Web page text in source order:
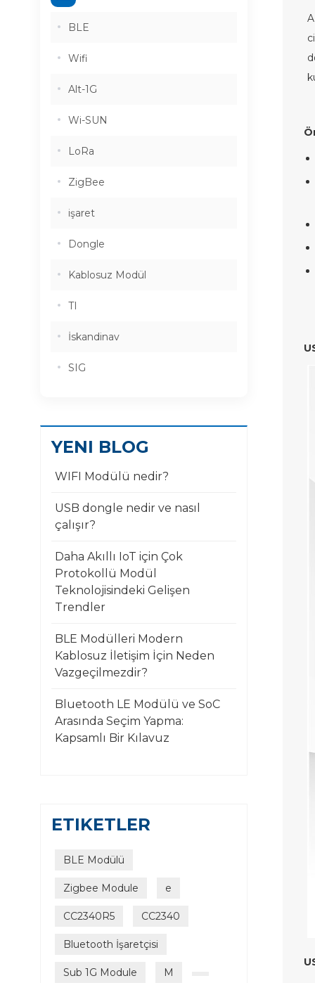
A
BLE
Wifi
Alt-1G
Wi-SUN
LoRa
ZigBee
işaret
Dongle
Kablosuz Modül
TI
İskandinav
SIG
YENI BLOG
WIFI Modülü nedir?
USB dongle nedir ve nasıl
çalışır?
Daha Akıllı IoT için Çok
Protokollü Modül
Teknolojisindeki Gelişen
Trendler
BLE Modülleri Modern
Kablosuz İletişim İçin Neden
Vazgeçilmezdir?
Bluetooth LE Modülü ve SoC
Arasında Seçim Yapma:
Kapsamlı Bir Kılavuz
ETIKETLER
BLE Modülü
Zigbee Module e
CC2340R5 CC2340
Bluetooth İşaretçisi
Sub 1G Module M